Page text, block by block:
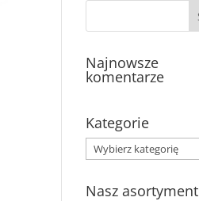
Najnowsze
komentarze
Kategorie
Kategorie
Nasz asortyment